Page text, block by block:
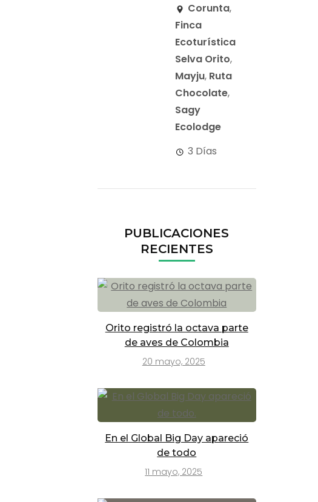
Corunta,
Finca
Ecoturística
Selva Orito,
Mayju, Ruta
Chocolate,
Sagy
Ecolodge
3 Días
PUBLICACIONES
RECIENTES
Orito registró la octava parte
de aves de Colombia
20 mayo, 2025
En el Global Big Day apareció
de todo
11 mayo, 2025